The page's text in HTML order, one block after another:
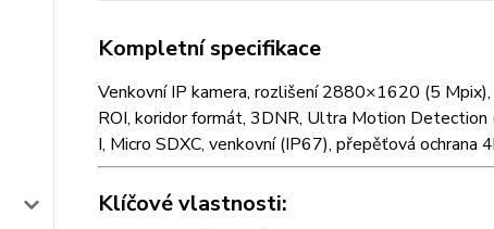
Kompletní specifikace
Venkovní IP kamera, rozlišení 2880×1620 (5
ROI, koridor formát, 3DNR, Ultra Motion Detection
I, Micro SDXC, venkovní (IP67), přepěťová ochrana
Klíčové vlastnosti: